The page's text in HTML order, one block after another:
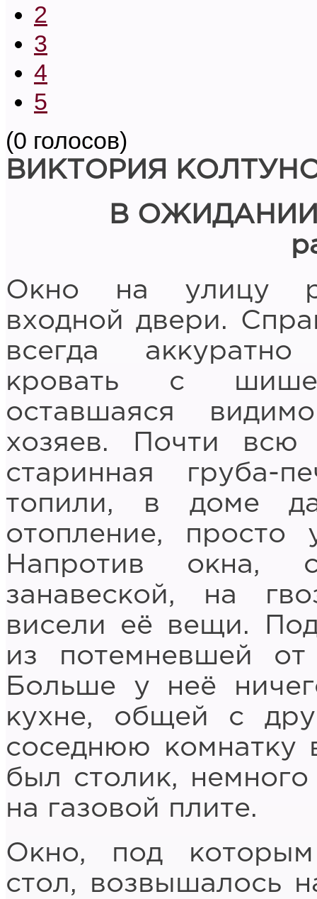
2
3
4
5
(0 голосов)
ВИКТОРИЯ
В
Окно на улицу
входной двери.
всегда
кровать с
оставшаяся
хозяев. Почти всю
старинная груба-
топили, в доме
отопление,
Напротив окна,
занавеской, на
висели её вещи.
из потемневшей
Больше у неё
кухне, общей с
соседнюю комнатку
был столик,
на газовой плите.
Окно, под которым
стол, возвышалось